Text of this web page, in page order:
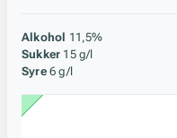
Alkohol 11,5%
Sukker 15 g/l
Syre 6 g/l